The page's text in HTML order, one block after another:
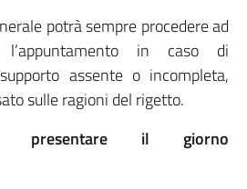
potrà sempre procedere ad
l’appuntamento in caso di
assente o incompleta,
sulle ragioni del rigetto.
presentare il giorno